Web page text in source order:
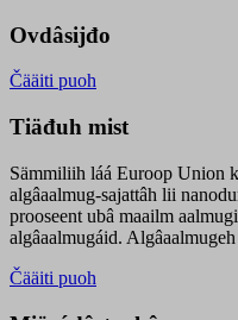
Ovdâsijđo
Čääiti puoh
Tiäđuh mist
Sämmiliih láá Euroop Union
algâaalmug-sajattâh lii
prooseent ubâ maailm
algâaalmugáid.
Čääiti puoh